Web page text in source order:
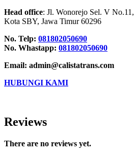
Head office: Jl. Wonorejo Sel. V
Kota SBY, Jawa Timur 60296
No. Telp: 081802050690
No. Whastapp: 081802050690
Email: admin@calistatrans.com
HUBUNGI KAMI
Reviews
There are no reviews yet.